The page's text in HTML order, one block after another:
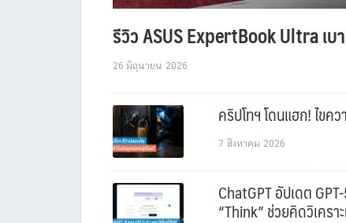
รีวิว ASUS ExpertBook Ultra เ
26 มิถุนายน 2026
คริปโทฯ โดนแฮก! ไขค
7 สิงหาคม 2026
ChatGPT อัปเดต
“Think” ช่วยคิดวิเครา